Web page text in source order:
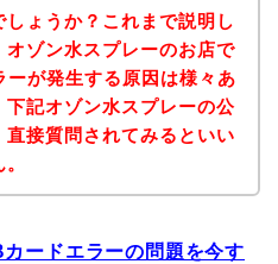
しょうか？これまで説明し
オゾン水スプレーのお店で
が発生する原因は様々あ
下記オゾン水スプレーの公
直接質問されてみるといい
ードエラーの問題を今す